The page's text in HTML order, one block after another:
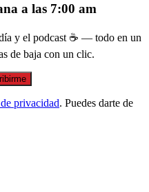
a las 7:00 am
y el podcast ☕ — todo en un
de baja con un clic.
privacidad. Puedes darte de